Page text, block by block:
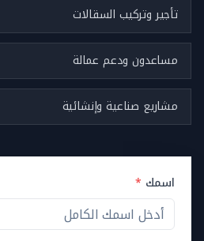
تأجير وتركيب السقالات
مساعدون ودعم عمالة
مشاريع صناعية وإنشائية
اسمك *